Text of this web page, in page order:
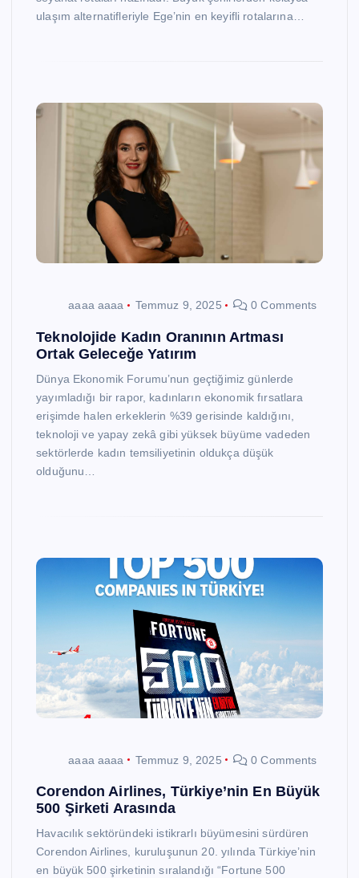
ulaşım alternatifleriyle Ege’nin en keyifli rotalarına…
aaaa aaaa Temmuz 9, 2025 0 Comments
Teknolojide Kadın Oranının Artması
Ortak Geleceğe Yatırım
Dünya Ekonomik Forumu’nun geçtiğimiz günlerde
yayımladığı bir rapor, kadınların ekonomik fırsatlara
erişimde halen erkeklerin %39 gerisinde kaldığını,
teknoloji ve yapay zekâ gibi yüksek büyüme vadeden
sektörlerde kadın temsiliyetinin oldukça düşük
olduğunu…
aaaa aaaa Temmuz 9, 2025 0 Comments
Corendon Airlines, Türkiye’nin En Büyük
500 Şirketi Arasında
Havacılık sektöründeki istikrarlı büyümesini sürdüren
Corendon Airlines, kuruluşunun 20. yılında Türkiye’nin
en büyük 500 şirketinin sıralandığı “Fortune 500